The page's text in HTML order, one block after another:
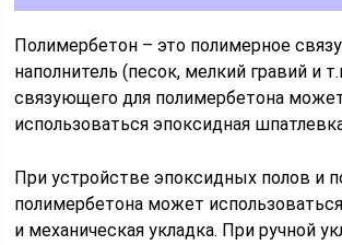
Полимербетон – это полимерное
наполнитель (песок, мелкий гравий и
связующего для полимербетона
использоваться эпоксидная
При устройстве эпоксидных полов и
полимербетона может использоваться
и механическая укладка. При ручной